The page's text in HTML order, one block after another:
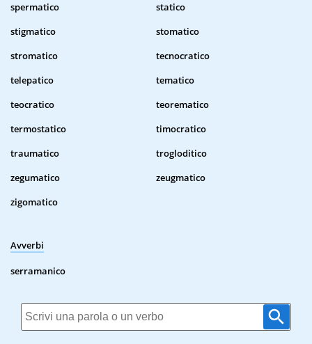
spermatico
statico
stigmatico
stomatico
stromatico
tecnocratico
telepatico
tematico
teocratico
teorematico
termostatico
timocratico
traumatico
trogloditico
zegumatico
zeugmatico
zigomatico
Avverbi
serramanico